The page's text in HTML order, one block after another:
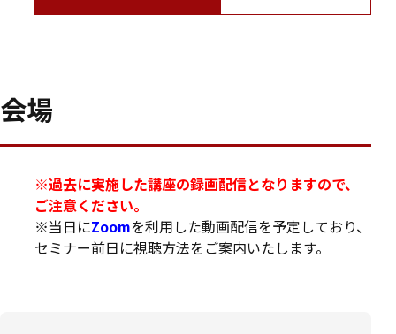
会場
※過去に実施した講座の録画配信となりますので、
ご注意ください。
※当日にZoomを利用した動画配信を予定しており、
セミナー前日に視聴方法をご案内いたします。